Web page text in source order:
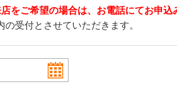
をご希望の場合は、お電話にてお申込
の受付とさせていただきます。